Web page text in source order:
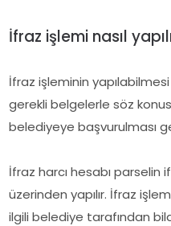
İfraz işlemi nasıl
İfraz işleminin
gerekli belgelerle söz
belediyeye başvurulması
İfraz harcı hesabı
üzerinden yapılır. İfraz
ilgili belediye tarafından